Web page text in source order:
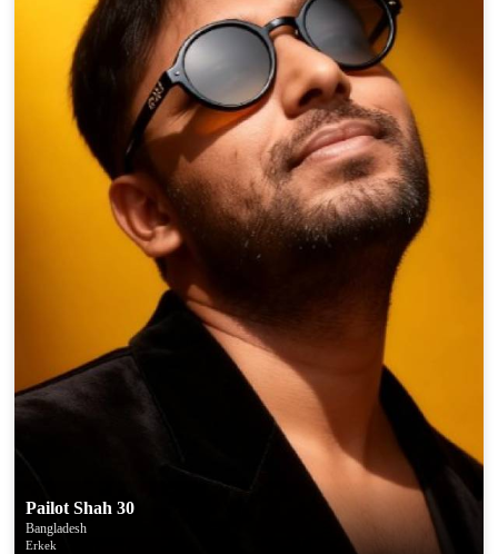
Pailot Shah 30
Bangladesh
Erkek